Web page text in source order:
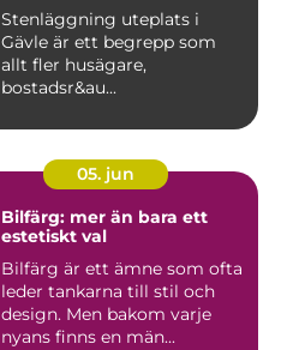
Stenläggning uteplats i
Gävle är ett begrepp som
allt fler husägare,
bostadsr&au...
05. jun
Bilfärg: mer än bara ett
estetiskt val
Bilfärg är ett ämne som ofta
leder tankarna till stil och
design. Men bakom varje
nyans finns en män...